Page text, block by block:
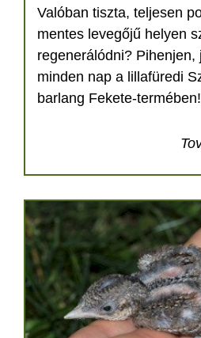
Valóban tiszta, teljesen
mentes levegőjű helyen
regenerálódni? Pihenjen,
minden nap a lillafüredi
barlang Fekete-termében!